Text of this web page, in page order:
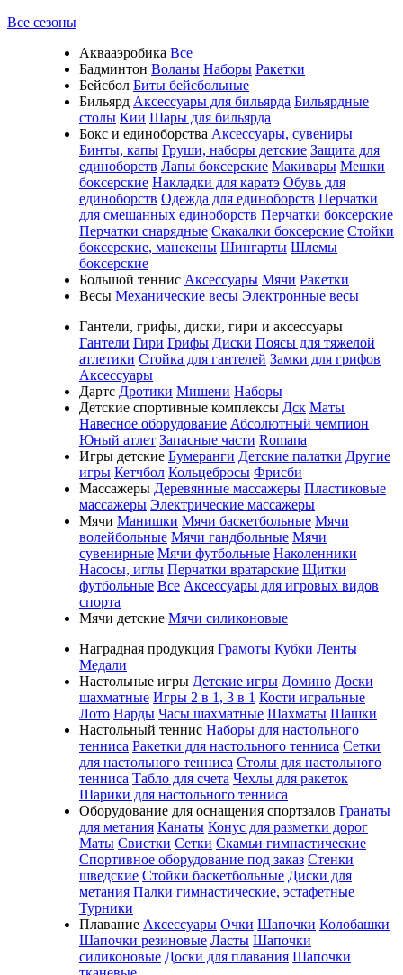
Все сезоны
Аквааэробика Все
Бадминтон Воланы Наборы Ракетки
Бейсбол Биты бейсбольные
Бильярд Аксессуары для бильярда Бильярдные
столы Кии Шары для бильярда
Бокс и единоборства Аксессуары, сувениры
Бинты, капы Груши, наборы детские Защита для
единоборств Лапы боксерские Макивары Мешки
боксерские Накладки для каратэ Обувь для
единоборств Одежда для единоборств Перчатки
для смешанных единоборств Перчатки боксерские
Перчатки снарядные Скакалки боксерские Стойки
боксерские, манекены Шингарты Шлемы
боксерские
Большой теннис Аксессуары Мячи Ракетки
Весы Механические весы Электронные весы
Гантели, грифы, диски, гири и аксессуары
Гантели Гири Грифы Диски Поясы для тяжелой
атлетики Стойка для гантелей Замки для грифов
Аксессуары
Дартс Дротики Мишени Наборы
Детские спортивные комплексы Дск Маты
Навесное оборудование Абсолютный чемпион
Юный атлет Запасные части Romana
Игры детские Бумеранги Детские палатки Другие
игры Кетчбол Кольцебросы Фрисби
Массажеры Деревянные массажеры Пластиковые
массажеры Электрические массажеры
Мячи Манишки Мячи баскетбольные Мячи
волейбольные Мячи гандбольные Мячи
сувенирные Мячи футбольные Наколенники
Насосы, иглы Перчатки вратарские Щитки
футбольные Все Аксессуары для игровых видов
спорта
Мячи детские Мячи силиконовые
Наградная продукция Грамоты Кубки Ленты
Медали
Настольные игры Детские игры Домино Доски
шахматные Игры 2 в 1, 3 в 1 Кости игральные
Лото Нарды Часы шахматные Шахматы Шашки
Настольный теннис Наборы для настольного
тенниса Ракетки для настольного тенниса Сетки
для настольного тенниса Столы для настольного
тенниса Табло для счета Чехлы для ракеток
Шарики для настольного тенниса
Оборудование для оснащения спортзалов Гранаты
для метания Канаты Конус для разметки дорог
Маты Свистки Сетки Скамьи гимнастические
Спортивное оборудование под заказ Стенки
шведские Стойки баскетбольные Диски для
метания Палки гимнастические, эстафетные
Турники
Плавание Аксессуары Очки Шапочки Колобашки
Шапочки резиновые Ласты Шапочки
силиконовые Доски для плавания Шапочки